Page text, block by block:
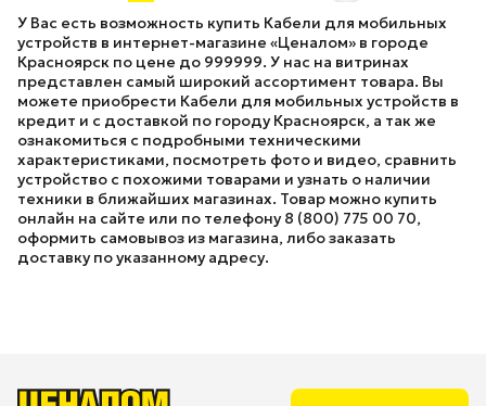
У Вас есть возможность купить Кабели для мобильных
устройств в интернет-магазине «Ценалом» в городе
Красноярск по цене до 999999. У нас на витринах
представлен самый широкий ассортимент товара. Вы
можете приобрести Кабели для мобильных устройств в
кредит и с доставкой по городу Красноярск, а так же
ознакомиться с подробными техническими
характеристиками, посмотреть фото и видео, сравнить
устройство с похожими товарами и узнать о наличии
техники в ближайших магазинах. Товар можно купить
онлайн на сайте или по телефону 8 (800) 775 00 70,
оформить самовывоз из магазина, либо заказать
доставку по указанному адресу.